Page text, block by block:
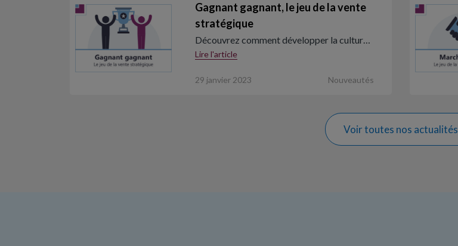
Gagnant gagnant, le jeu de la vente
stratégique
Découvrez comment développer la cultur…
Lire l'article
29 janvier 2023 Nouveautés
Voir toutes nos actualités